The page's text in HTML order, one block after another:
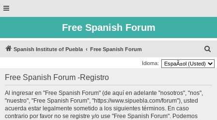
Free Spanish Forum
Spanish Institute of Puebla Free Spanish Forum
u
Idioma:
Free Spanish Forum -Registro
Al ingresar en "Free Spanish Forum" (de aquí en adelante "nosotros", "nos",
"nuestro", "Free Spanish Forum", "https://www.sipuebla.com/forum"), usted
acuerda estar legalmente sometido a los siguientes términos. En caso
contrario por favor no se registre y/o use "Free Spanish Forum". Podemos